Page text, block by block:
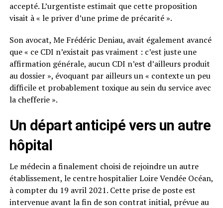
accepté. L’urgentiste estimait que cette proposition
visait à « le priver d’une prime de précarité ».
Son avocat, Me Frédéric Deniau, avait également avancé
que « ce CDI n’existait pas vraiment : c’est juste une
affirmation générale, aucun CDI n’est d’ailleurs produit
au dossier », évoquant par ailleurs un « contexte un peu
difficile et probablement toxique au sein du service avec
la chefferie ».
Un départ anticipé vers un autre
hôpital
Le médecin a finalement choisi de rejoindre un autre
établissement, le centre hospitalier Loire Vendée Océan,
à compter du 19 avril 2021. Cette prise de poste est
intervenue avant la fin de son contrat initial, prévue au